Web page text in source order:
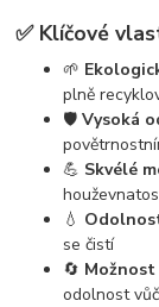
✅ Klíčové
🌱
plně
🛡️Vysoká
💪 Skvélé
💧
se čistí
🔄
odolnost